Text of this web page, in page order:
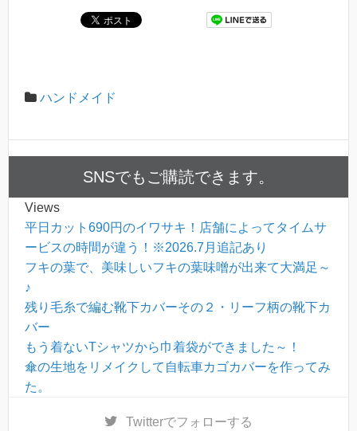
ハンドメイド
SNSでもご購読できます。
Views
平日カット690円のイワサキ！店舗によってタイムサ
ービスの時間が違う！※2026.7月追記あり
フキの葉で、美味しいフキの葉味噌が出来て大満足～
♪
残り毛糸で編む靴下カバーその２・リーフ柄の靴下カ
バー
もう着ないTシャツから巾着袋ができました～！
傘の生地をリメイクして自転車カゴカバーを作ってみ
た。
Twitterでフォローする